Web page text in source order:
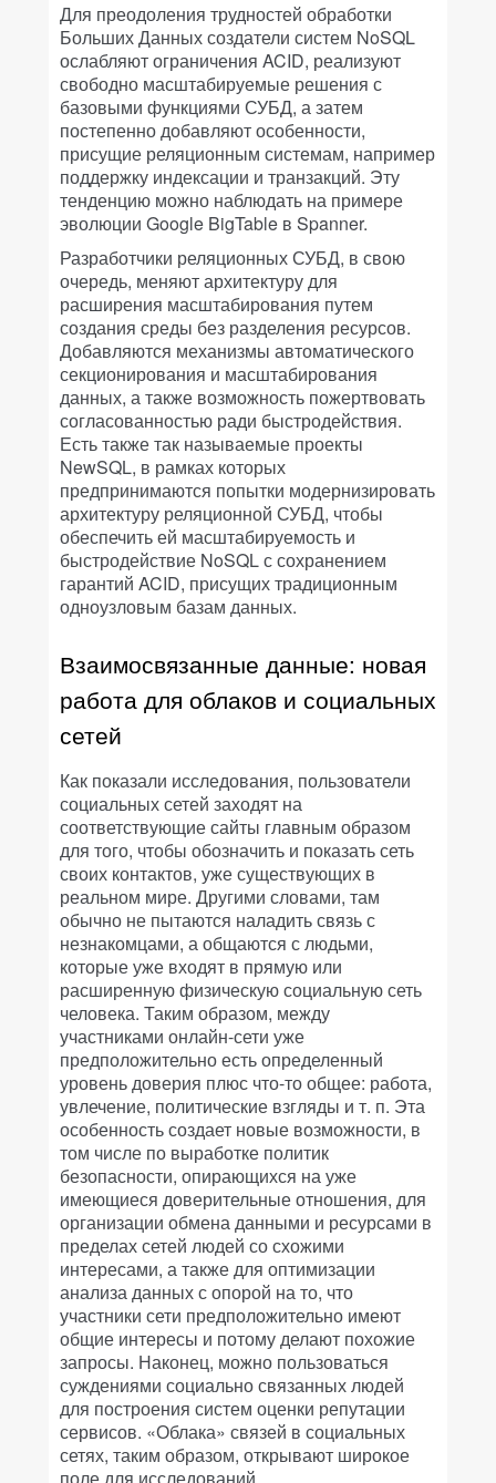
Для преодоления трудностей обработки
Больших Данных создатели систем NoSQL
ослабляют ограничения ACID, реализуют
свободно масштабируемые решения с
базовыми функциями СУБД, а затем
постепенно добавляют особенности,
присущие реляционным системам, например
поддержку индексации и транзакций. Эту
тенденцию можно наблюдать на примере
эволюции Google BigTable в Spanner.
Разработчики реляционных СУБД, в свою
очередь, меняют архитектуру для
расширения масштабирования путем
создания среды без разделения ресурсов.
Добавляются механизмы автоматического
секционирования и масштабирования
данных, а также возможность пожертвовать
согласованностью ради быстродействия.
Есть также так называемые проекты
NewSQL, в рамках которых
предпринимаются попытки модернизировать
архитектуру реляционной СУБД, чтобы
обеспечить ей масштабируемость и
быстродействие NoSQL с сохранением
гарантий ACID, присущих традиционным
одноузловым базам данных.
Взаимосвязанные данные: новая
работа для облаков и социальных
сетей
Как показали исследования, пользователи
социальных сетей заходят на
соответствующие сайты главным образом
для того, чтобы обозначить и показать сеть
своих контактов, уже существующих в
реальном мире. Другими словами, там
обычно не пытаются наладить связь с
незнакомцами, а общаются с людьми,
которые уже входят в прямую или
расширенную физическую социальную сеть
человека. Таким образом, между
участниками онлайн-сети уже
предположительно есть определенный
уровень доверия плюс что-то общее: работа,
увлечение, политические взгляды и т. п. Эта
особенность создает новые возможности, в
том числе по выработке политик
безопасности, опирающихся на уже
имеющиеся доверительные отношения, для
организации обмена данными и ресурсами в
пределах сетей людей со схожими
интересами, а также для оптимизации
анализа данных с опорой на то, что
участники сети предположительно имеют
общие интересы и потому делают похожие
запросы. Наконец, можно пользоваться
суждениями социально связанных людей
для построения систем оценки репутации
сервисов. «Облака» связей в социальных
сетях, таким образом, открывают широкое